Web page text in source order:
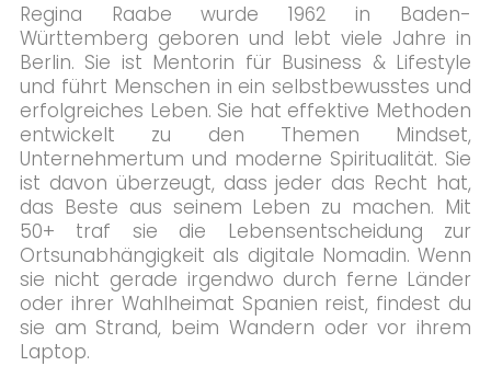
Regina Raabe wurde 1962 in Baden-
Württemberg geboren und lebt viele Jahre in
Berlin. Sie ist Mentorin für Business & Lifestyle
und führt Menschen in ein selbstbewusstes und
erfolgreiches Leben. Sie hat effektive Methoden
entwickelt zu den Themen Mindset,
Unternehmertum und moderne Spiritualität. Sie
ist davon überzeugt, dass jeder das Recht hat,
das Beste aus seinem Leben zu machen. Mit
50+ traf sie die Lebensentscheidung zur
Ortsunabhängigkeit als digitale Nomadin. Wenn
sie nicht gerade irgendwo durch ferne Länder
oder ihrer Wahlheimat Spanien reist, findest du
sie am Strand, beim Wandern oder vor ihrem
Laptop.